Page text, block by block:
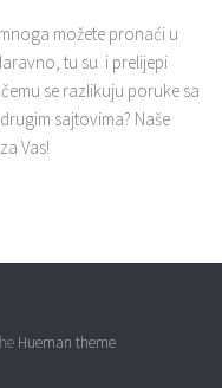
možete pronaći u
tu su i prelijepi
se razlikuju poruke sa
sajtovima? Naše
Vas!
Hueman theme